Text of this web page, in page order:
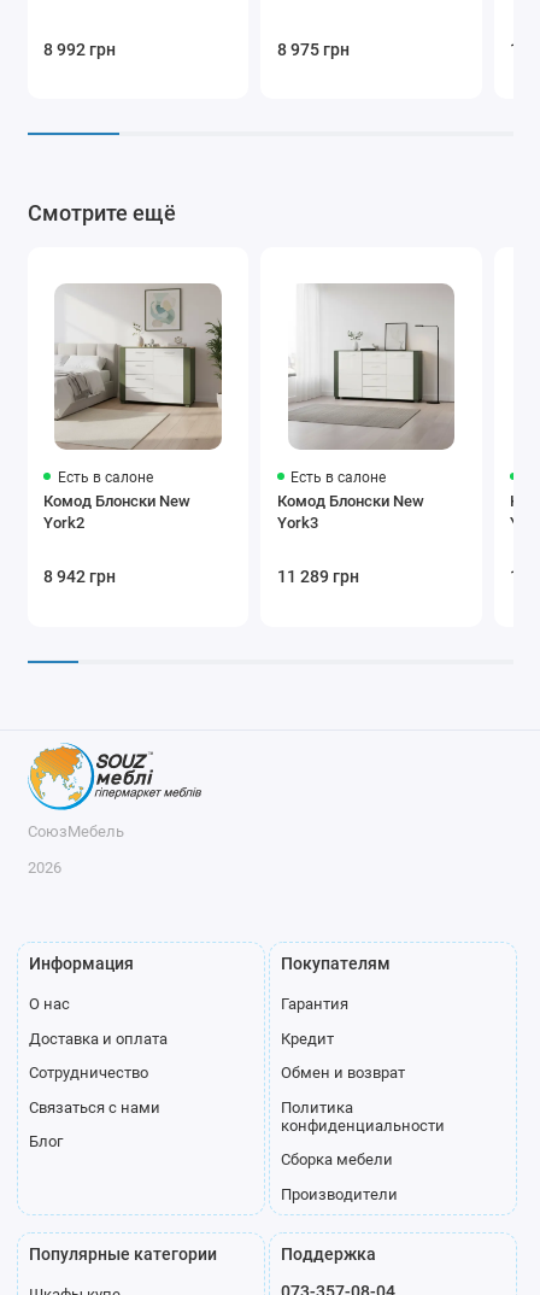
8 992 грн 8 975 грн 13
Смотрите ещё
Есть в салоне
Комод Блонски New
York2
8 942 грн
Есть в салоне
Комод Блонски New
York3
11 289 грн 11
СоюзМебель
2026
Информация
О нас
Доставка и оплата
Сотрудничество
Связаться с нами
Блог
Покупателям
Гарантия
Кредит
Обмен и возврат
Политика
конфиденциальности
Сборка мебели
Производители
Популярные категории
Поддержка